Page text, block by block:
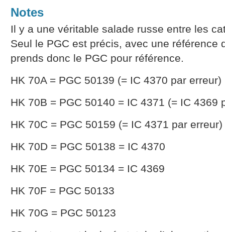
Notes
Il y a une véritable salade russe entre les
Seul le PGC est précis, avec une référence
prends donc le PGC pour référence.
HK 70A = PGC 50139 (= IC 4370 par erreur)
HK 70B = PGC 50140 = IC 4371 (= IC 4369
HK 70C = PGC 50159 (= IC 4371 par erreur)
HK 70D = PGC 50138 = IC 4370
HK 70E = PGC 50134 = IC 4369
HK 70F = PGC 50133
HK 70G = PGC 50123